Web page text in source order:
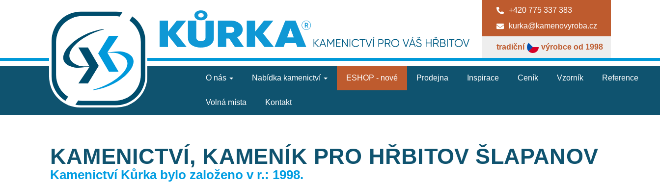
+420 775 337 383
kurka@kamenovyroba.cz
tradiční výrobce od 1998
O nás Nabídka kamenictví ESHOP - nové Prodejna Inspirace Ceník Vzorník Reference
Volná místa Kontakt
KAMENICTVÍ, KAMENÍK PRO HŘBITOV ŠLAPANOV
Kamenictví Kůrka bylo založeno v r.: 1998.